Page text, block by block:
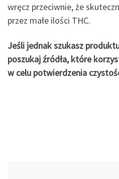
wręcz przeciwnie, że
przez małe ilości THC.
Jeśli jednak szukasz
poszukaj źródła, które
w celu potwierdzenia